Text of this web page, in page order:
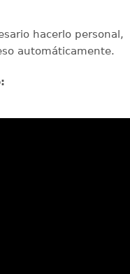
hacerlo personal,
automáticamente.